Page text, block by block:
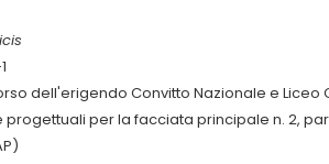
dell'erigendo Convitto Nazionale e Liceo
progettuali per la facciata principale n. 2,